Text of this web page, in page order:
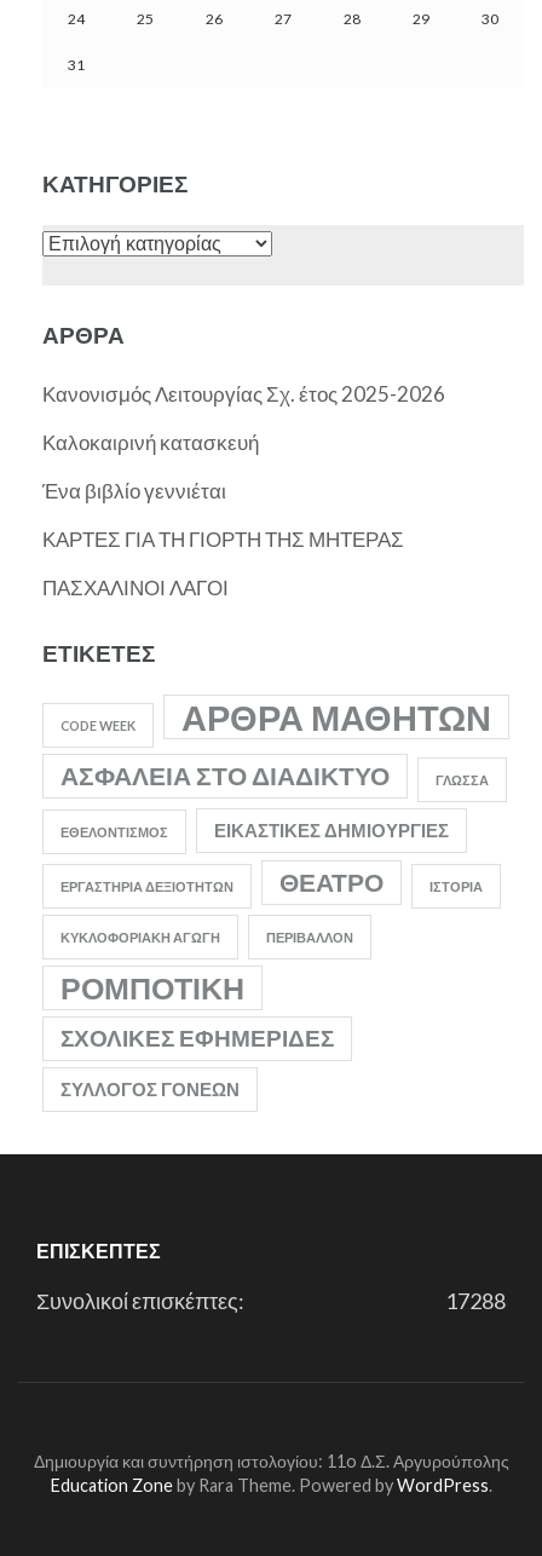
24 25 26 27 28 29 30
31
ΚΑΤΗΓΟΡΊΕΣ
ΆΡΘΡΑ
Κανονισμός Λειτουργίας Σχ. έτος 2025-2026
Καλοκαιρινή κατασκευή
Ένα βιβλίο γεννιέται
ΚΑΡΤΕΣ ΓΙΑ ΤΗ ΓΙΟΡΤΗ ΤΗΣ ΜΗΤΕΡΑΣ
ΠΑΣΧΑΛΙΝΟΙ ΛΑΓΟΙ
ΕΤΙΚΈΤΕΣ
CODE WEEK ΆΡΘΡΑ ΜΑΘΗΤΏΝ
ΑΣΦΆΛΕΙΑ ΣΤΟ ΔΙΑΔΊΚΤΥΟ ΓΛΏΣΣΑ
ΕΘΕΛΟΝΤΙΣΜΌΣ ΕΙΚΑΣΤΙΚΈΣ ΔΗΜΙΟΥΡΓΊΕΣ
ΕΡΓΑΣΤΉΡΙΑ ΔΕΞΙΟΤΉΤΩΝ ΘΈΑΤΡΟ ΙΣΤΟΡΊΑ
ΚΥΚΛΟΦΟΡΙΑΚΉ ΑΓΩΓΉ ΠΕΡΙΒΆΛΛΟΝ
ΡΟΜΠΟΤΙΚΉ
ΣΧΟΛΙΚΈΣ ΕΦΗΜΕΡΊΔΕΣ
ΣΎΛΛΟΓΟΣ ΓΟΝΈΩΝ
ΕΠΙΣΚΈΠΤΕΣ
17288
Συνολικοί επισκέπτες:
Δημιουργία και συντήρηση ιστολογίου: 11o Δ.Σ. Αργυρούπολης
Education Zoneby Rara Theme. Powered byWordPress.